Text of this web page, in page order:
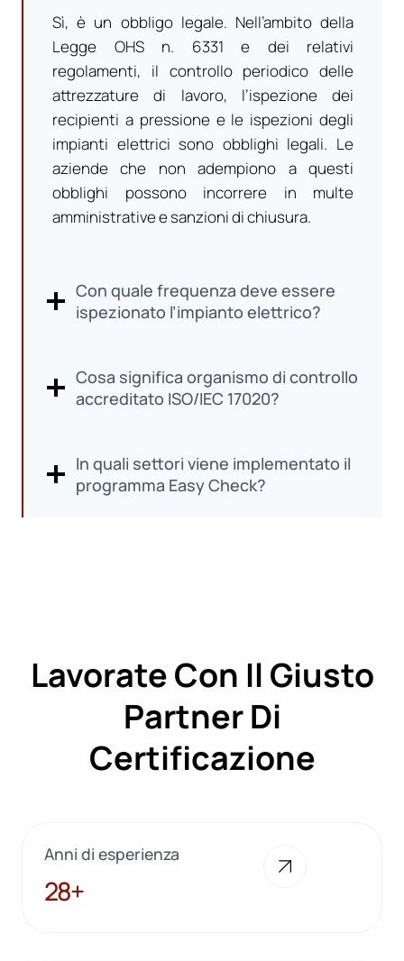
Sì, è un obbligo legale. Nell’ambito della
Legge OHS n. 6331 e dei relativi
regolamenti, il controllo periodico delle
attrezzature di lavoro, l’ispezione dei
recipienti a pressione e le ispezioni degli
impianti elettrici sono obblighi legali. Le
aziende che non adempiono a questi
obblighi possono incorrere in multe
amministrative e sanzioni di chiusura.
Con quale frequenza deve essere
ispezionato l’impianto elettrico?
Cosa significa organismo di controllo
accreditato ISO/IEC 17020?
In quali settori viene implementato il
programma Easy Check?
Lavorate Con Il Giusto
Partner Di
Certificazione
Anni di esperienza
28+
28+